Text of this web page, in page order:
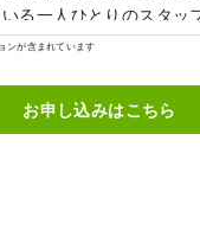
る一人ひとりのスタッ
。 これからもお客様
お得なキャンペーン情報
や社員が作成したコラム
ンが含まれています
お申し込みはこちら